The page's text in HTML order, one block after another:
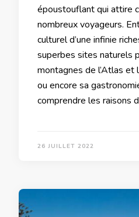
époustouflant qui attire
nombreux voyageurs.
culturel d’une infinie
superbes sites naturels
montagnes de l’Atlas et
ou encore sa
comprendre les raisons
26 JUILLET 2022